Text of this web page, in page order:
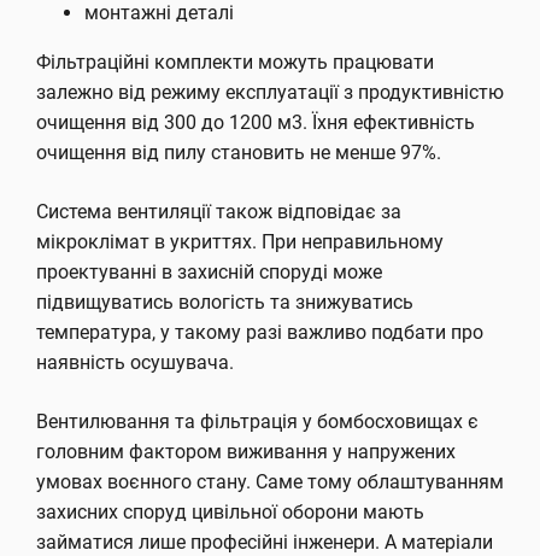
монтажні деталі
Фільтраційні комплекти можуть працювати
залежно від режиму експлуатації з продуктивністю
очищення від 300 до 1200 м3. Їхня ефективність
очищення від пилу становить не менше 97%.
Система вентиляції також відповідає за
мікроклімат в укриттях. При неправильному
проектуванні в захисній споруді може
підвищуватись вологість та знижуватись
температура, у такому разі важливо подбати про
наявність осушувача.
Вентилювання та фільтрація у бомбосховищах є
головним фактором виживання у напружених
умовах воєнного стану. Саме тому облаштуванням
захисних споруд цивільної оборони мають
займатися лише професійні інженери. А матеріали